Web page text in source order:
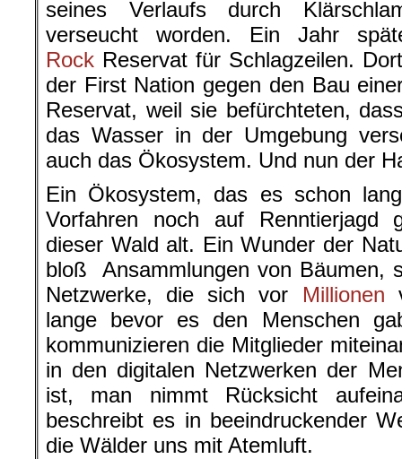
seines Verlaufs durch
verseucht worden. Ein Jahr
Rock Reservat für Schlagzeilen.
der First Nation gegen den Bau
Reservat, weil sie befürchteten,
das Wasser in der Umgebung
auch das Ökosystem. Und nun der
Ein Ökosystem, das es schon
Vorfahren noch auf Renntierjagd
dieser Wald alt. Ein Wunder der
bloß Ansammlungen von Bäumen,
Netzwerke, die sich vor Millionen
lange bevor es den Menschen
kommunizieren die Mitglieder
in den digitalen Netzwerken der
ist, man nimmt Rücksicht
beschreibt es in beeindruckender
die Wälder uns mit Atemluft.